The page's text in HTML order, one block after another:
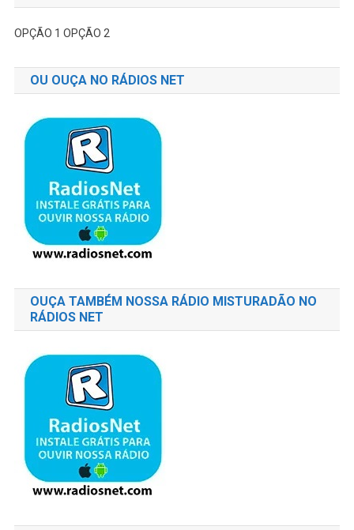
OPÇÃO 1 OPÇÃO 2
OU OUÇA NO RÁDIOS NET
OUÇA TAMBÉM NOSSA RÁDIO MISTURADÃO NO
RÁDIOS NET